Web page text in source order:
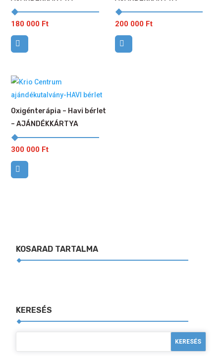
180 000 Ft 200 000 Ft
Oxigénterápia – Havi bérlet
– AJÁNDÉKKÁRTYA
300 000 Ft
KOSARAD TARTALMA
KERESÉS